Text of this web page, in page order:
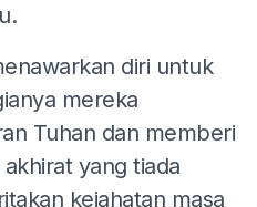
diri untuk
mereka
Tuhan dan memberi
yang tiada
kejahatan masa